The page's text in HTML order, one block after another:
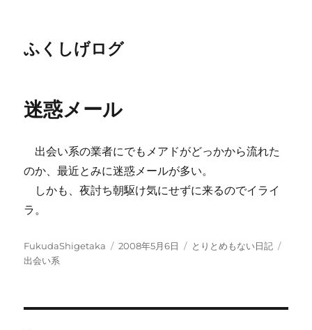
ふくしげログ
迷惑メール
出会い系の業者にでもメアドがどっかから流れた
のか、最近とみに迷惑メールが多い。
しかも、夜討ち朝駆け気にせずに来るのでイライ
ラ。
投
稿
FukudaShigetaka
投
2008年5月6日
カ
とりとめもない日記
出会い系